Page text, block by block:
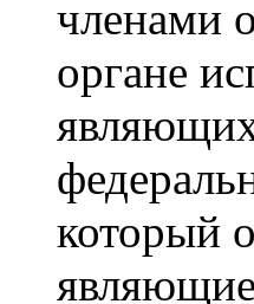
членами
органе
который